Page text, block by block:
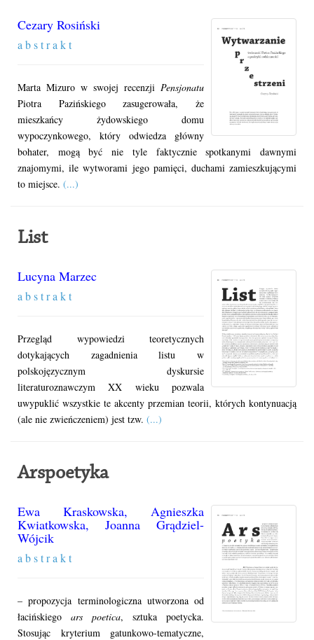
Cezary Rosiński
a b s t r a k t
Marta Mizuro w swojej recenzji Pensjonatu
Piotra Pazińskiego zasugerowała, że
mieszkańcy żydowskiego domu
wypoczynkowego, który odwiedza główny
bohater, mogą być nie tyle faktycznie spotkanymi dawnymi
znajomymi, ile wytworami jego pamięci, duchami zamieszkującymi
to miejsce. (...)
List
Lucyna Marzec
a b s t r a k t
Przegląd wypowiedzi teoretycznych
dotykających zagadnienia listu w
polskojęzycznym dyskursie
literaturoznawczym XX wieku pozwala
uwypuklić wszystkie te akcenty przemian teorii, których kontynuacją
(ale nie zwieńczeniem) jest tzw. (...)
Arspoetyka
Ewa Kraskowska, Agnieszka
Kwiatkowska, Joanna Grądziel-
Wójcik
a b s t r a k t
– propozycja terminologiczna utworzona od
łacińskiego ars poetica, sztuka poetycka.
Stosując kryterium gatunkowo-tematyczne,